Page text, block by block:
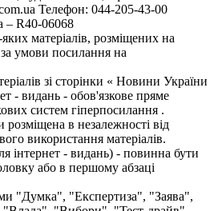
Телефон: 044-205-43-00
– R40-06068
матеріалів, розміщених на
за умови посилання на
зі сторінки « Новини України
- видань - обов'язкове пряме
систем гіперпосилання .
в незалежності від
використання матеріалів.
інтернет - видань) - повинна бути
або в першому абзаці
"Думка", "Експертиза", "Заява",